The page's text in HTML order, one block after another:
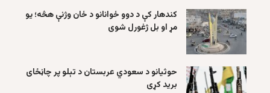
کندهار کې د دوو ځوانانو د ځان وژنې هڅه؛ یو
مړ او بل ژغورل شوی
حوثیانو د سعودي عربستان د تېلو پر چاڼځای
برید کړی